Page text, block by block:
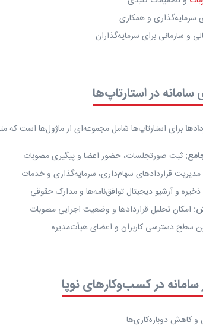
سرمایه‌گذاری و همکاری
و سازمانی برای سرمایه‌گذاران
در استارتاپ‌ها
برای استارتاپ‌ها شامل مجموعه‌ای از ماژول‌ها است
ثبت صورتجلسات، حضور اعضا و پیگیری مصوبات
مدیریت قراردادهای سهام‌داری، سرمایه‌گذاری و خدمات
ذخیره و آرشیو دیجیتال توافق‌نامه‌ها و مدارک حقوقی
امکان تحلیل قراردادها و وضعیت اجرایی مصوبات
سطح دسترسی کاربران و اعضای هیأت‌مدیره
سامانه در کسب‌وکارهای نوپا
کاهش دوباره‌کاری‌ها